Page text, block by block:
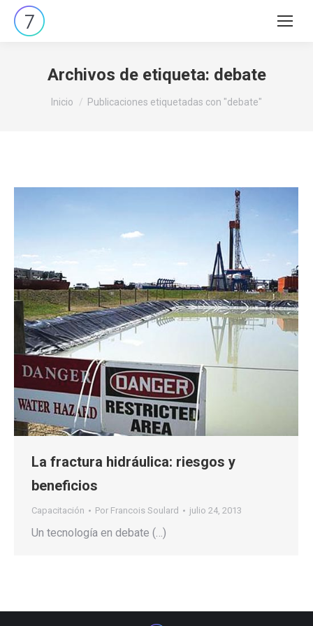
Buscar:
Archivos de etiqueta: debate
Estás aquí:
Inicio Publicaciones etiquetadas con "debate"
La fractura hidráulica: riesgos y
beneficios
Capacitación Por Francois Soulard julio 24, 2013
Un tecnología en debate (…)